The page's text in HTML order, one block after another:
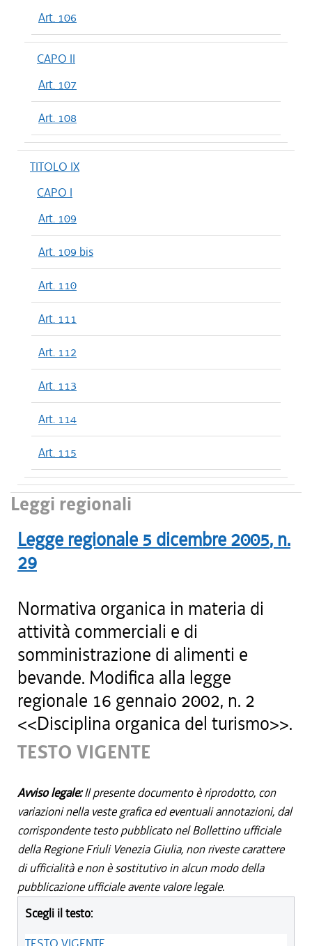
Art. 106
CAPO II
Art. 107
Art. 108
TITOLO IX
CAPO I
Art. 109
Art. 109 bis
Art. 110
Art. 111
Art. 112
Art. 113
Art. 114
Art. 115
Leggi regionali
Legge regionale 5 dicembre 2005, n.
29
Normativa organica in materia di
attività commerciali e di
somministrazione di alimenti e
bevande. Modifica alla legge
regionale 16 gennaio 2002, n. 2
<<Disciplina organica del turismo>>.
TESTO VIGENTE
Avviso legale:Il presente documento è riprodotto, con
variazioni nella veste grafica ed eventuali annotazioni, dal
corrispondente testo pubblicato nel Bollettino ufficiale
della Regione Friuli Venezia Giulia, non riveste carattere
di ufficialità e non è sostitutivo in alcun modo della
pubblicazione ufficiale avente valore legale.
Scegli il testo: